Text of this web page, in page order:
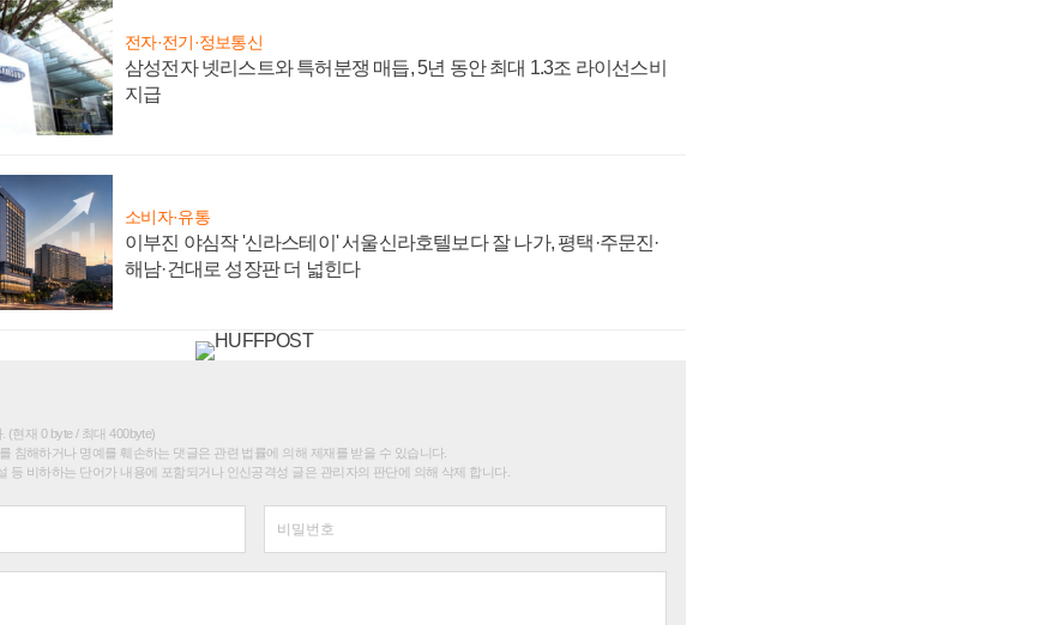
전자·전기·정보통신
삼성전자 넷리스트와 특허분쟁 매듭, 5년 동안 최대 1.3조 라이선스비
지급
소비자·유통
이부진 야심작 '신라스테이' 서울신라호텔보다 잘 나가, 평택·주문진·
해남·건대로 성장판 더 넓힌다
(현재 0 byte / 최대 400byte)
침해하거나 명예를 훼손하는 댓글은 관련 법률에 의해 제재를 받을 수 있습니다.
등 비하하는 단어가 내용에 포함되거나 인신공격성 글은 관리자의 판단에 의해 삭제 합니다.